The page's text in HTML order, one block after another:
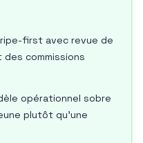
first avec revue de
commissions
opérationnel sobre
plutôt qu'une